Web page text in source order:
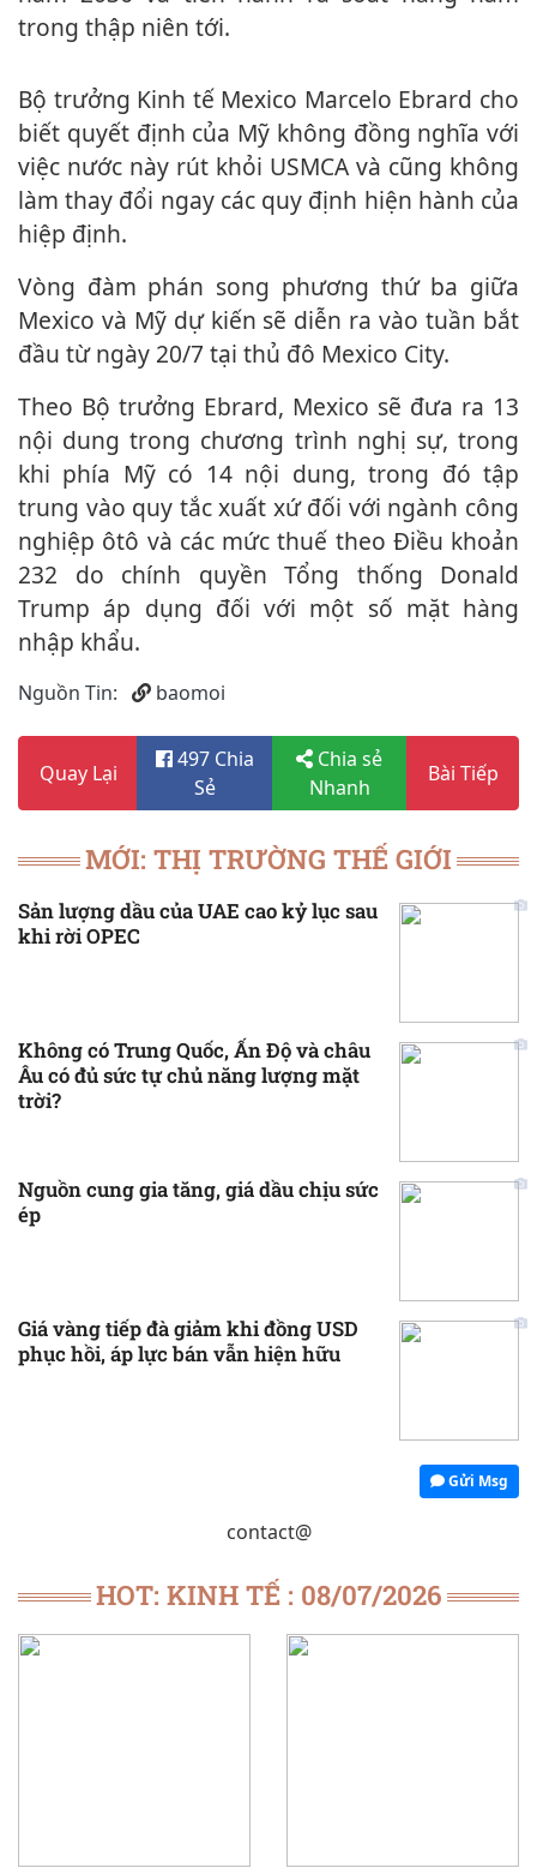
trong thập niên tới.
Bộ trưởng Kinh tế Mexico Marcelo Ebrard cho
biết quyết định của Mỹ không đồng nghĩa với
việc nước này rút khỏi USMCA và cũng không
làm thay đổi ngay các quy định hiện hành của
hiệp định.
Vòng đàm phán song phương thứ ba giữa
Mexico và Mỹ dự kiến sẽ diễn ra vào tuần bắt
đầu từ ngày 20/7 tại thủ đô Mexico City.
Theo Bộ trưởng Ebrard, Mexico sẽ đưa ra 13
nội dung trong chương trình nghị sự, trong
khi phía Mỹ có 14 nội dung, trong đó tập
trung vào quy tắc xuất xứ đối với ngành công
nghiệp ôtô và các mức thuế theo Điều khoản
232 do chính quyền Tổng thống Donald
Trump áp dụng đối với một số mặt hàng
nhập khẩu.
Nguồn Tin: baomoi
Quay Lại
497 Chia
Sẻ
Chia sẻ
Nhanh
Bài Tiếp
MỚI: THỊ TRƯỜNG THẾ GIỚI
Sản lượng dầu của UAE cao kỷ lục sau
khi rời OPEC
Không có Trung Quốc, Ấn Độ và châu
Âu có đủ sức tự chủ năng lượng mặt
trời?
Nguồn cung gia tăng, giá dầu chịu sức
ép
Giá vàng tiếp đà giảm khi đồng USD
phục hồi, áp lực bán vẫn hiện hữu
Gửi Msg
contact@
HOT: KINH TẾ : 08/07/2026